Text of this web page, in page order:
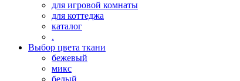
для игровой комнаты
для коттеджа
каталог
.
Выбор цвета ткани
бежевый
микс
белый